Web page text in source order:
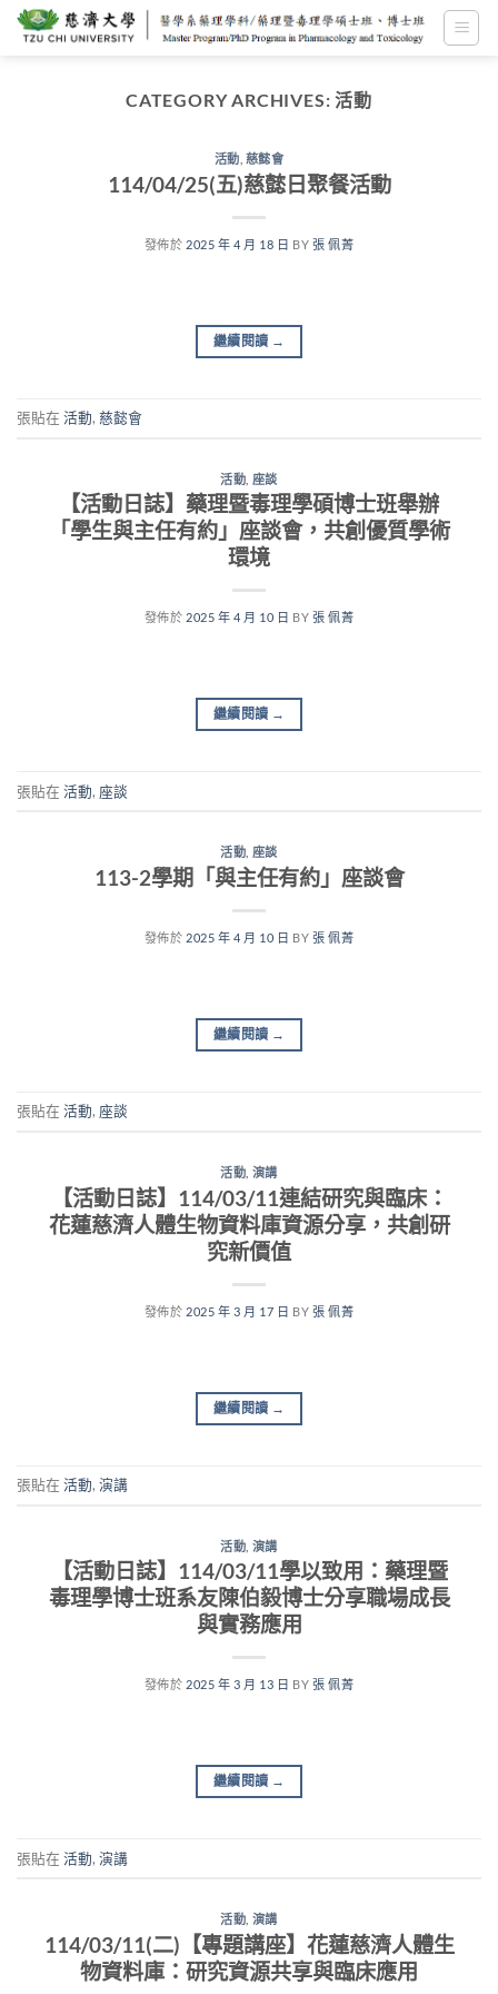
CATEGORY ARCHIVES:活動
活動 慈懿會
114/04/25(五)慈懿日聚餐活動
發佈於 2025 年 4 月 18 日 BY 張 佩菁
繼續閱讀 →
張貼在 活動, 慈懿會
活動 座談
【活動日誌】藥理暨毒理學碩博士班舉辦
「學生與主任有約」座談會，共創優質學術
環境
發佈於 2025 年 4 月 10 日 BY 張 佩菁
繼續閱讀 →
張貼在 活動, 座談
活動 座談
113-2學期「與主任有約」座談會
發佈於 2025 年 4 月 10 日 BY 張 佩菁
繼續閱讀 →
張貼在 活動, 座談
活動 演講
【活動日誌】114/03/11連結研究與臨床：
花蓮慈濟人體生物資料庫資源分享，共創研
究新價值
發佈於 2025 年 3 月 17 日 BY 張 佩菁
繼續閱讀 →
張貼在 活動, 演講
活動 演講
【活動日誌】114/03/11學以致用：藥理暨
毒理學博士班系友陳伯毅博士分享職場成長
與實務應用
發佈於 2025 年 3 月 13 日 BY 張 佩菁
繼續閱讀 →
張貼在 活動, 演講
活動 演講
114/03/11(二)【專題講座】花蓮慈濟人體生
物資料庫：研究資源共享與臨床應用